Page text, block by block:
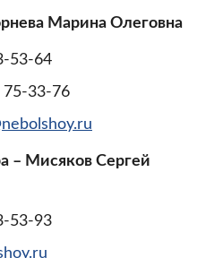
Марина Олеговна
53-64
75-33-76
– Мисяков Сергей
53-93